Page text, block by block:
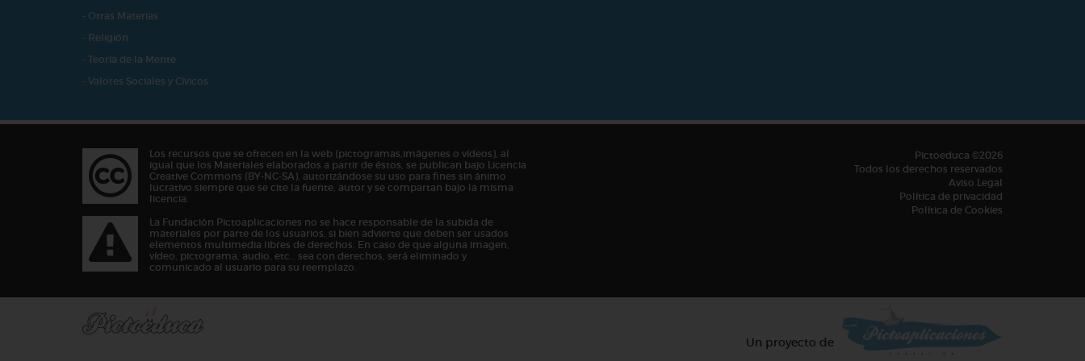
- Otras Materias
- Religión
- Teoría de la Mente
- Valores Sociales y Cívicos
Los recursos que se ofrecen en la web (pictogramas,imágenes o vídeos), al
igual que los Materiales elaborados a partir de éstos, se publican bajo Licencia
Creative Commons (BY-NC-SA), autorizándose su uso para fines sin ánimo
lucrativo siempre que se cite la fuente, autor y se compartan bajo la misma
licencia.
La Fundación Pictoaplicaciones no se hace responsable de la subida de
materiales por parte de los usuarios, si bien advierte que deben ser usados
elementos multimedia libres de derechos. En caso de que alguna imagen,
vídeo, pictograma, audio, etc… sea con derechos, será eliminado y
comunicado al usuario para su reemplazo.
Pictoeduca ©2026
Todos los derechos reservados
Aviso Legal
Política de privacidad
Política de Cookies
Un proyecto de